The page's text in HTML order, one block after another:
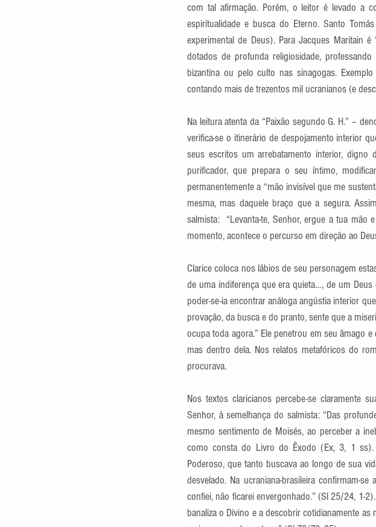
com tal afirmação. Porém, o leitor é levado a
espiritualidade e busca do Eterno. Santo
experimental de Deus). Para Jacques Maritain
dotados de profunda religiosidade,
bizantina ou pelo culto nas sinagogas.
contando mais de trezentos mil ucranianos (e
Na leitura atenta da “Paixão segundo G. H.” –
verifica-se o itinerário de despojamento interior
seus escritos um arrebatamento interior, digno
purificador, que prepara o seu íntimo,
permanentemente a “mão invisível que me
mesma, mas daquele braço que a segura.
salmista:  “Levanta-te, Senhor, ergue a tua
momento, acontece o percurso em direção ao
Clarice coloca nos lábios de seu personagem
de uma indiferença que era quieta…, de um
poder-se-ia encontrar análoga angústia interior
provação, da busca e do pranto, sente que a
ocupa toda agora.” Ele penetrou em seu âmago
mas dentro dela. Nos relatos metafóricos do
procurava.
Nos textos claricianos percebe-se claramente
Senhor, à semelhança do salmista: “Das
mesmo sentimento de Moisés, ao perceber a
como consta do Livro do Êxodo (Ex, 3, 1 ss).
Poderoso, que tanto buscava ao longo de sua
desvelado. Na ucraniana-brasileira confirmam-
confiei, não ficarei envergonhado.” (Sl 25/24, 1-
banaliza o Divino e a descobrir cotidianamente as